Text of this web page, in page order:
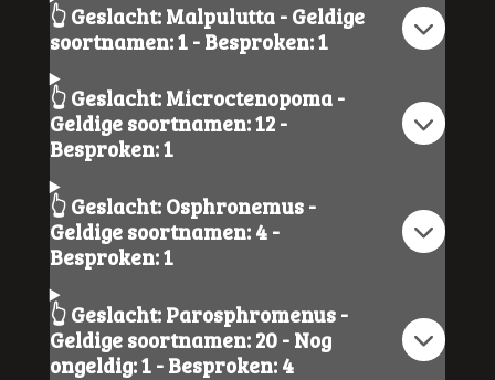
👆 Geslacht: Malpulutta - Geldige
soortnamen: 1 - Besproken: 1
👆 Geslacht: Microctenopoma -
Geldige soortnamen: 12 -
Besproken: 1
👆 Geslacht: Osphronemus -
Geldige soortnamen: 4 -
Besproken: 1
👆 Geslacht: Parosphromenus -
Geldige soortnamen: 20 - Nog
ongeldig: 1 - Besproken: 4